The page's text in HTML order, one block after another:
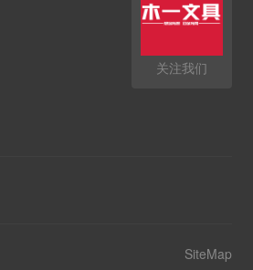
关注我们
SiteMap